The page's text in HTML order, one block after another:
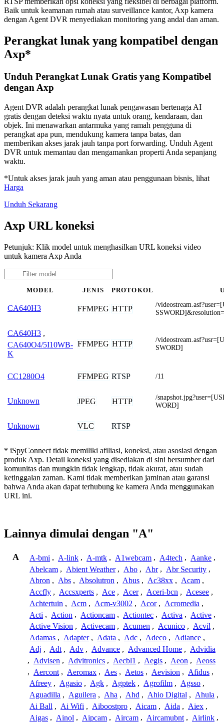
Baik untuk keamanan rumah atau surveillance kantor, Axp kamera
dengan Agent DVR menyediakan monitoring yang andal dan aman.
Perangkat lunak yang kompatibel dengan
Axp*
Unduh Perangkat Lunak Gratis yang Kompatibel
dengan Axp
Agent DVR adalah perangkat lunak pengawasan bertenaga AI
gratis dengan deteksi waktu nyata untuk orang, kendaraan, dan
objek. Ini menawarkan antarmuka yang ramah pengguna di
perangkat apa pun, mendukung kamera tanpa batas, dan
memberikan akses jarak jauh tanpa port forwarding. Unduh Agent
DVR untuk memantau dan mengamankan properti Anda sepanjang
waktu.
*Untuk akses jarak jauh yang aman atau penggunaan bisnis, lihat
Harga
Unduh Sekarang
Axp URL koneksi
Petunjuk: Klik model untuk menghasilkan URL koneksi video
untuk kamera Axp Anda
MODEL JENIS PROTOKOL
CA640H3 FFMPEG HTTP
/
CA640H3 ,
CA640O4/5I10WB-
K
FFMPEG HTTP
/
SWORD]
CC1280O4 FFMPEG RTSP /11
Unknown JPEG HTTP
/
WORD]
Unknown VLC RTSP
* iSpyConnect tidak memiliki afiliasi, koneksi, atau asosiasi dengan
produk Axp. Detail koneksi yang disediakan di sini bersumber dari
komunitas dan mungkin tidak lengkap, tidak akurat, atau sudah
ketinggalan zaman. Kami tidak memberikan jaminan atau garansi
bahwa Anda akan dapat terhubung ke kamera Anda menggunakan
URL ini.
Lainnya dimulai dengan "A"
A A-bmi , A-link , A-mtk , A1webcam , A4tech , Aanke ,
Abelcam , Abient Weather , Abo , Abr , Abr Security ,
Abron , Abs , Absolutron , Abus , Ac38xx , Acam ,
Accfly , Accsxperts , Ace , Acer , Aceri-bcn , Acesee ,
Achtertuin , Acm , Acm-v3002 , Acor , Acromedia ,
Acti , Action , Actioncam , Actiontec , Activa , Active ,
Active Vision , Activecam , Acumen , Acunico , Acvil ,
Adamas , Adapter , Adata , Adc , Adeco , Adiance ,
Adj , Adt , Adv , Advance , Advanced Home , Advidia
, Advisen , Advitronics , Aecbl1 , Aegis , Aeon , Aeoss
, Aercont , Aeromax , Aes , Aetos , Aevision , Afidus ,
Afreey , Agasio , Agk , Agptek , Agrofilm , Agsso ,
Aguadilla , Aguilera , Aha , Ahd , Ahio Digital , Ahula ,
Ai Ball , Ai Wifi , Aiboostpro , Aicam , Aida , Aiex ,
Aigas , Ainol , Aipcam , Aircam , Aircamubnt , Airlink ,